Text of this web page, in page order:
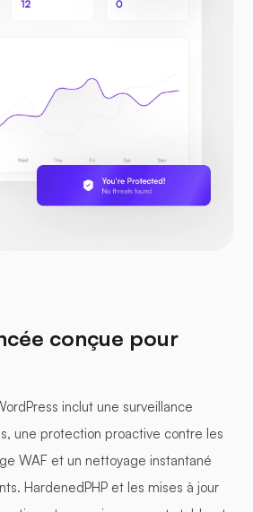
conçue pour
inclut une surveillance
une protection proactive contre les
WAF et un nettoyage instantané
HardenedPHP et les mises à jour